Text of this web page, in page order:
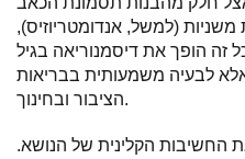
משניות (למשל, אנדומטריוזיס),
זה הופך את דיסמנוריאה בגיל
לבעיה משמעותית בבריאות
הציבור ובחינוך.
החשיבות הקלינית של הנושא.